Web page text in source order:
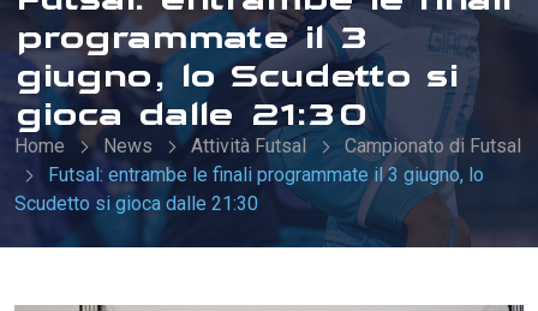
programmate il 3
giugno, lo Scudetto si
gioca dalle 21:30
Home News Attività Futsal
Campionato di Futsal
Futsal: entrambe le finali programmate il 3 giugno, lo
Scudetto si gioca dalle 21:30